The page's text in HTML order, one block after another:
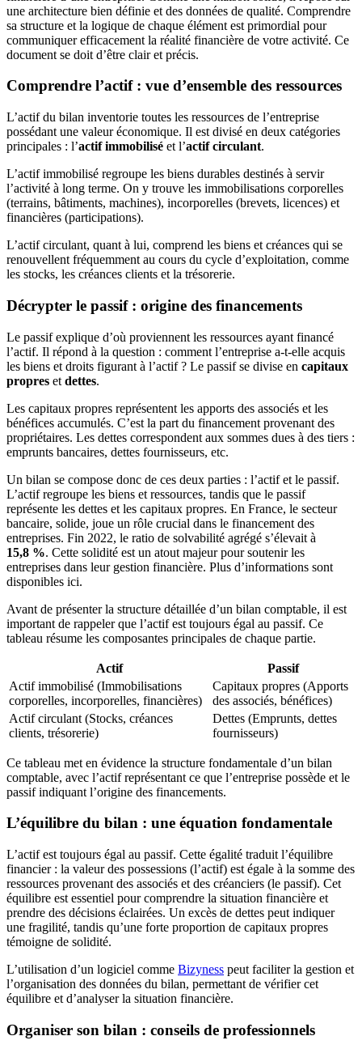
une architecture bien définie et des données de qualité. Comprendre
sa structure et la logique de chaque élément est primordial pour
communiquer efficacement la réalité financière de votre activité. Ce
document se doit d’être clair et précis.
Comprendre l’actif : vue d’ensemble des ressources
L’actif du bilan inventorie toutes les ressources de l’entreprise
possédant une valeur économique. Il est divisé en deux catégories
principales : l’actif immobilisé et l’actif circulant.
L’actif immobilisé regroupe les biens durables destinés à servir
l’activité à long terme. On y trouve les immobilisations corporelles
(terrains, bâtiments, machines), incorporelles (brevets, licences) et
financières (participations).
L’actif circulant, quant à lui, comprend les biens et créances qui se
renouvellent fréquemment au cours du cycle d’exploitation, comme
les stocks, les créances clients et la trésorerie.
Décrypter le passif : origine des financements
Le passif explique d’où proviennent les ressources ayant financé
l’actif. Il répond à la question : comment l’entreprise a-t-elle acquis
les biens et droits figurant à l’actif ? Le passif se divise en capitaux
propres et dettes.
Les capitaux propres représentent les apports des associés et les
bénéfices accumulés. C’est la part du financement provenant des
propriétaires. Les dettes correspondent aux sommes dues à des tiers :
emprunts bancaires, dettes fournisseurs, etc.
Un bilan se compose donc de ces deux parties : l’actif et le passif.
L’actif regroupe les biens et ressources, tandis que le passif
représente les dettes et les capitaux propres. En France, le secteur
bancaire, solide, joue un rôle crucial dans le financement des
entreprises. Fin 2022, le ratio de solvabilité agrégé s’élevait à
15,8 %. Cette solidité est un atout majeur pour soutenir les
entreprises dans leur gestion financière. Plus d’informations sont
disponibles ici.
Avant de présenter la structure détaillée d’un bilan comptable, il est
important de rappeler que l’actif est toujours égal au passif. Ce
tableau résume les composantes principales de chaque partie.
Actif
Passif
Actif immobilisé (Immobilisations
corporelles, incorporelles, financières)
Capitaux propres (Apports
des associés, bénéfices)
Actif circulant (Stocks, créances
clients, trésorerie)
Dettes (Emprunts, dettes
fournisseurs)
Ce tableau met en évidence la structure fondamentale d’un bilan
comptable, avec l’actif représentant ce que l’entreprise possède et le
passif indiquant l’origine des financements.
L’équilibre du bilan : une équation fondamentale
L’actif est toujours égal au passif. Cette égalité traduit l’équilibre
financier : la valeur des possessions (l’actif) est égale à la somme des
ressources provenant des associés et des créanciers (le passif). Cet
équilibre est essentiel pour comprendre la situation financière et
prendre des décisions éclairées. Un excès de dettes peut indiquer
une fragilité, tandis qu’une forte proportion de capitaux propres
témoigne de solidité.
L’utilisation d’un logiciel comme Bizyness peut faciliter la gestion et
l’organisation des données du bilan, permettant de vérifier cet
équilibre et d’analyser la situation financière.
Organiser son bilan : conseils de professionnels